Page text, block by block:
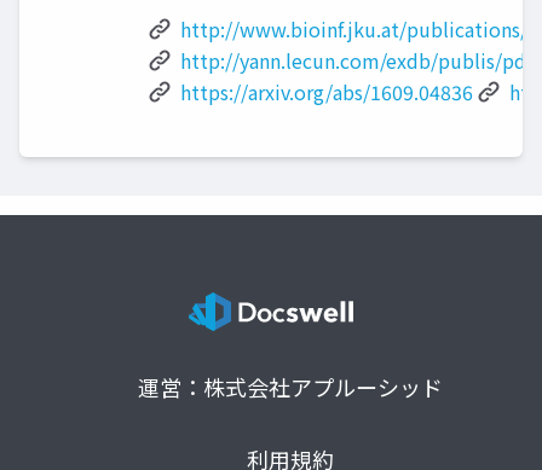
http://www.bioinf.jku.at/publications/
http://yann.lecun.com/exdb/publis/
https://arxiv.org/abs/1609.04836
運営：株式会社アプルーシッド
利用規約